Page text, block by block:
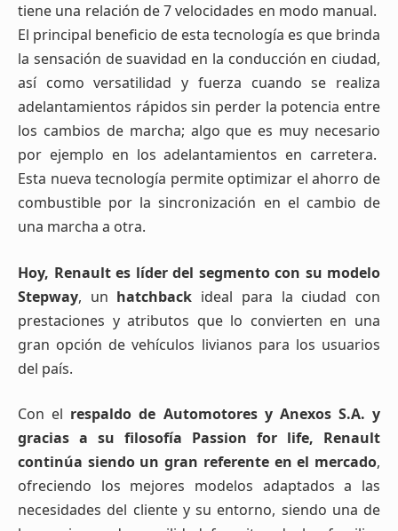
tiene una relación de 7 velocidades en modo manual.
El principal beneficio de esta tecnología es que brinda
la sensación de suavidad en la conducción en ciudad,
así como versatilidad y fuerza cuando se realiza
adelantamientos rápidos sin perder la potencia entre
los cambios de marcha; algo que es muy necesario
por ejemplo en los adelantamientos en carretera.
Esta nueva tecnología permite optimizar el ahorro de
combustible por la sincronización en el cambio de
una marcha a otra.
Hoy, Renault es líder del segmento con su modelo
Stepway, un hatchback ideal para la ciudad con
prestaciones y atributos que lo convierten en una
gran opción de vehículos livianos para los usuarios
del país.
Con el respaldo de Automotores y Anexos S.A. y
gracias a su filosofía Passion for life, Renault
continúa siendo un gran referente en el mercado,
ofreciendo los mejores modelos adaptados a las
necesidades del cliente y su entorno, siendo una de